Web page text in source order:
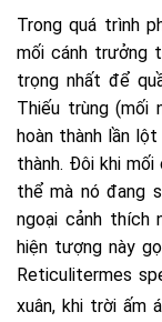
Trong quá trình
mối cánh trưởng
trọng nhất để
Thiếu trùng (mối
hoàn thành lần
thành. Đôi khi
thể mà nó đang
ngoại cảnh thích
hiện tượng này
Reticulitermes
xuân, khi trời ấm